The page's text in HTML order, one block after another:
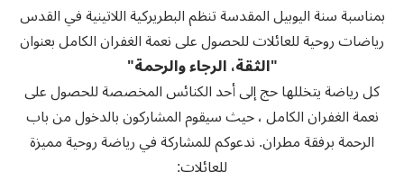
بمناسبة سنة اليوبيل المقدسة تنظم البطريركية اللاتينية في القدس
رياضات روحية للعائلات للحصول على نعمة الغفران الكامل بعنوان
"الثقة، الرجاء والرحمة"
كل رياضة يتخللها حج إلى أحد الكنائس المخصصة للحصول على
نعمة الغفران الكامل ، حيث سيقوم المشاركون بالدخول من باب
الرحمة برفقة مطران. ندعوكم للمشاركة في رياضة روحية مميزة
للعائلات: